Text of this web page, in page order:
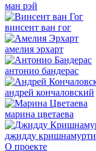
ман рэй
винсент ван гог
амелия эрхарт
антонио бандерас
андрей кончаловский
марина цветаева
джидду кришнамурти
О проекте